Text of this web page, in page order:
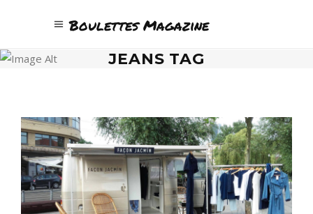
Boulettes Magazine
JEANS TAG